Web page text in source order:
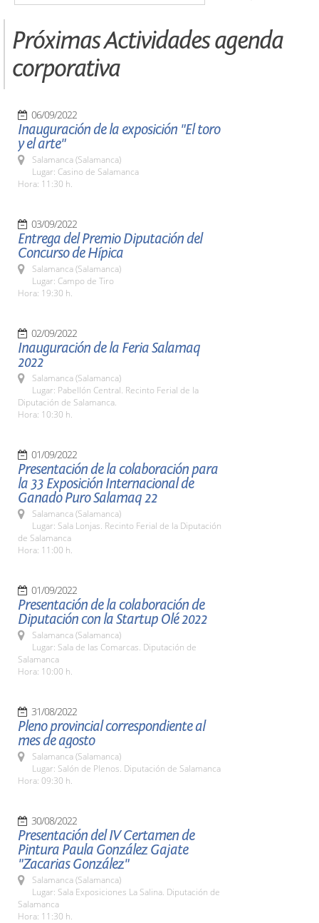
Próximas Actividades agenda
corporativa
06/09/2022
Inauguración de la exposición "El toro
y el arte"
Salamanca (Salamanca)
Lugar: Casino de Salamanca
Hora: 11:30 h.
03/09/2022
Entrega del Premio Diputación del
Concurso de Hípica
Salamanca (Salamanca)
Lugar: Campo de Tiro
Hora: 19:30 h.
02/09/2022
Inauguración de la Feria Salamaq
2022
Salamanca (Salamanca)
Lugar: Pabellón Central. Recinto Ferial de la
Diputación de Salamanca.
Hora: 10:30 h.
01/09/2022
Presentación de la colaboración para
la 33 Exposición Internacional de
Ganado Puro Salamaq 22
Salamanca (Salamanca)
Lugar: Sala Lonjas. Recinto Ferial de la Diputación
de Salamanca
Hora: 11:00 h.
01/09/2022
Presentación de la colaboración de
Diputación con la Startup Olé 2022
Salamanca (Salamanca)
Lugar: Sala de las Comarcas. Diputación de
Salamanca
Hora: 10:00 h.
31/08/2022
Pleno provincial correspondiente al
mes de agosto
Salamanca (Salamanca)
Lugar: Salón de Plenos. Diputación de Salamanca
Hora: 09:30 h.
30/08/2022
Presentación del IV Certamen de
Pintura Paula González Gajate
"Zacarias González"
Salamanca (Salamanca)
Lugar: Sala Exposiciones La Salina. Diputación de
Salamanca
Hora: 11:30 h.